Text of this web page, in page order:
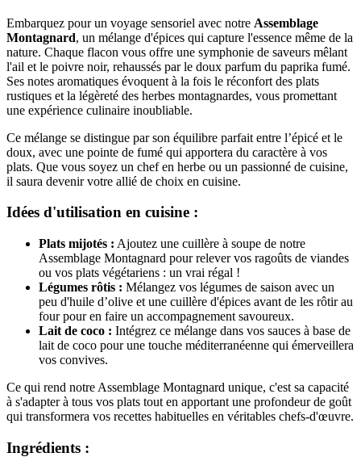
Embarquez pour un voyage sensoriel avec notre Assemblage
Montagnard, un mélange d'épices qui capture l'essence même de la
nature. Chaque flacon vous offre une symphonie de saveurs mêlant
l'ail et le poivre noir, rehaussés par le doux parfum du paprika fumé.
Ses notes aromatiques évoquent à la fois le réconfort des plats
rustiques et la légèreté des herbes montagnardes, vous promettant
une expérience culinaire inoubliable.
Ce mélange se distingue par son équilibre parfait entre l’épicé et le
doux, avec une pointe de fumé qui apportera du caractère à vos
plats. Que vous soyez un chef en herbe ou un passionné de cuisine,
il saura devenir votre allié de choix en cuisine.
Idées d'utilisation en cuisine :
Plats mijotés : Ajoutez une cuillère à soupe de notre
Assemblage Montagnard pour relever vos ragoûts de viandes
ou vos plats végétariens : un vrai régal !
Légumes rôtis : Mélangez vos légumes de saison avec un
peu d'huile d’olive et une cuillère d'épices avant de les rôtir au
four pour en faire un accompagnement savoureux.
Lait de coco : Intégrez ce mélange dans vos sauces à base de
lait de coco pour une touche méditerranéenne qui émerveillera
vos convives.
Ce qui rend notre Assemblage Montagnard unique, c'est sa capacité
à s'adapter à tous vos plats tout en apportant une profondeur de goût
qui transformera vos recettes habituelles en véritables chefs-d'œuvre.
Ingrédients :